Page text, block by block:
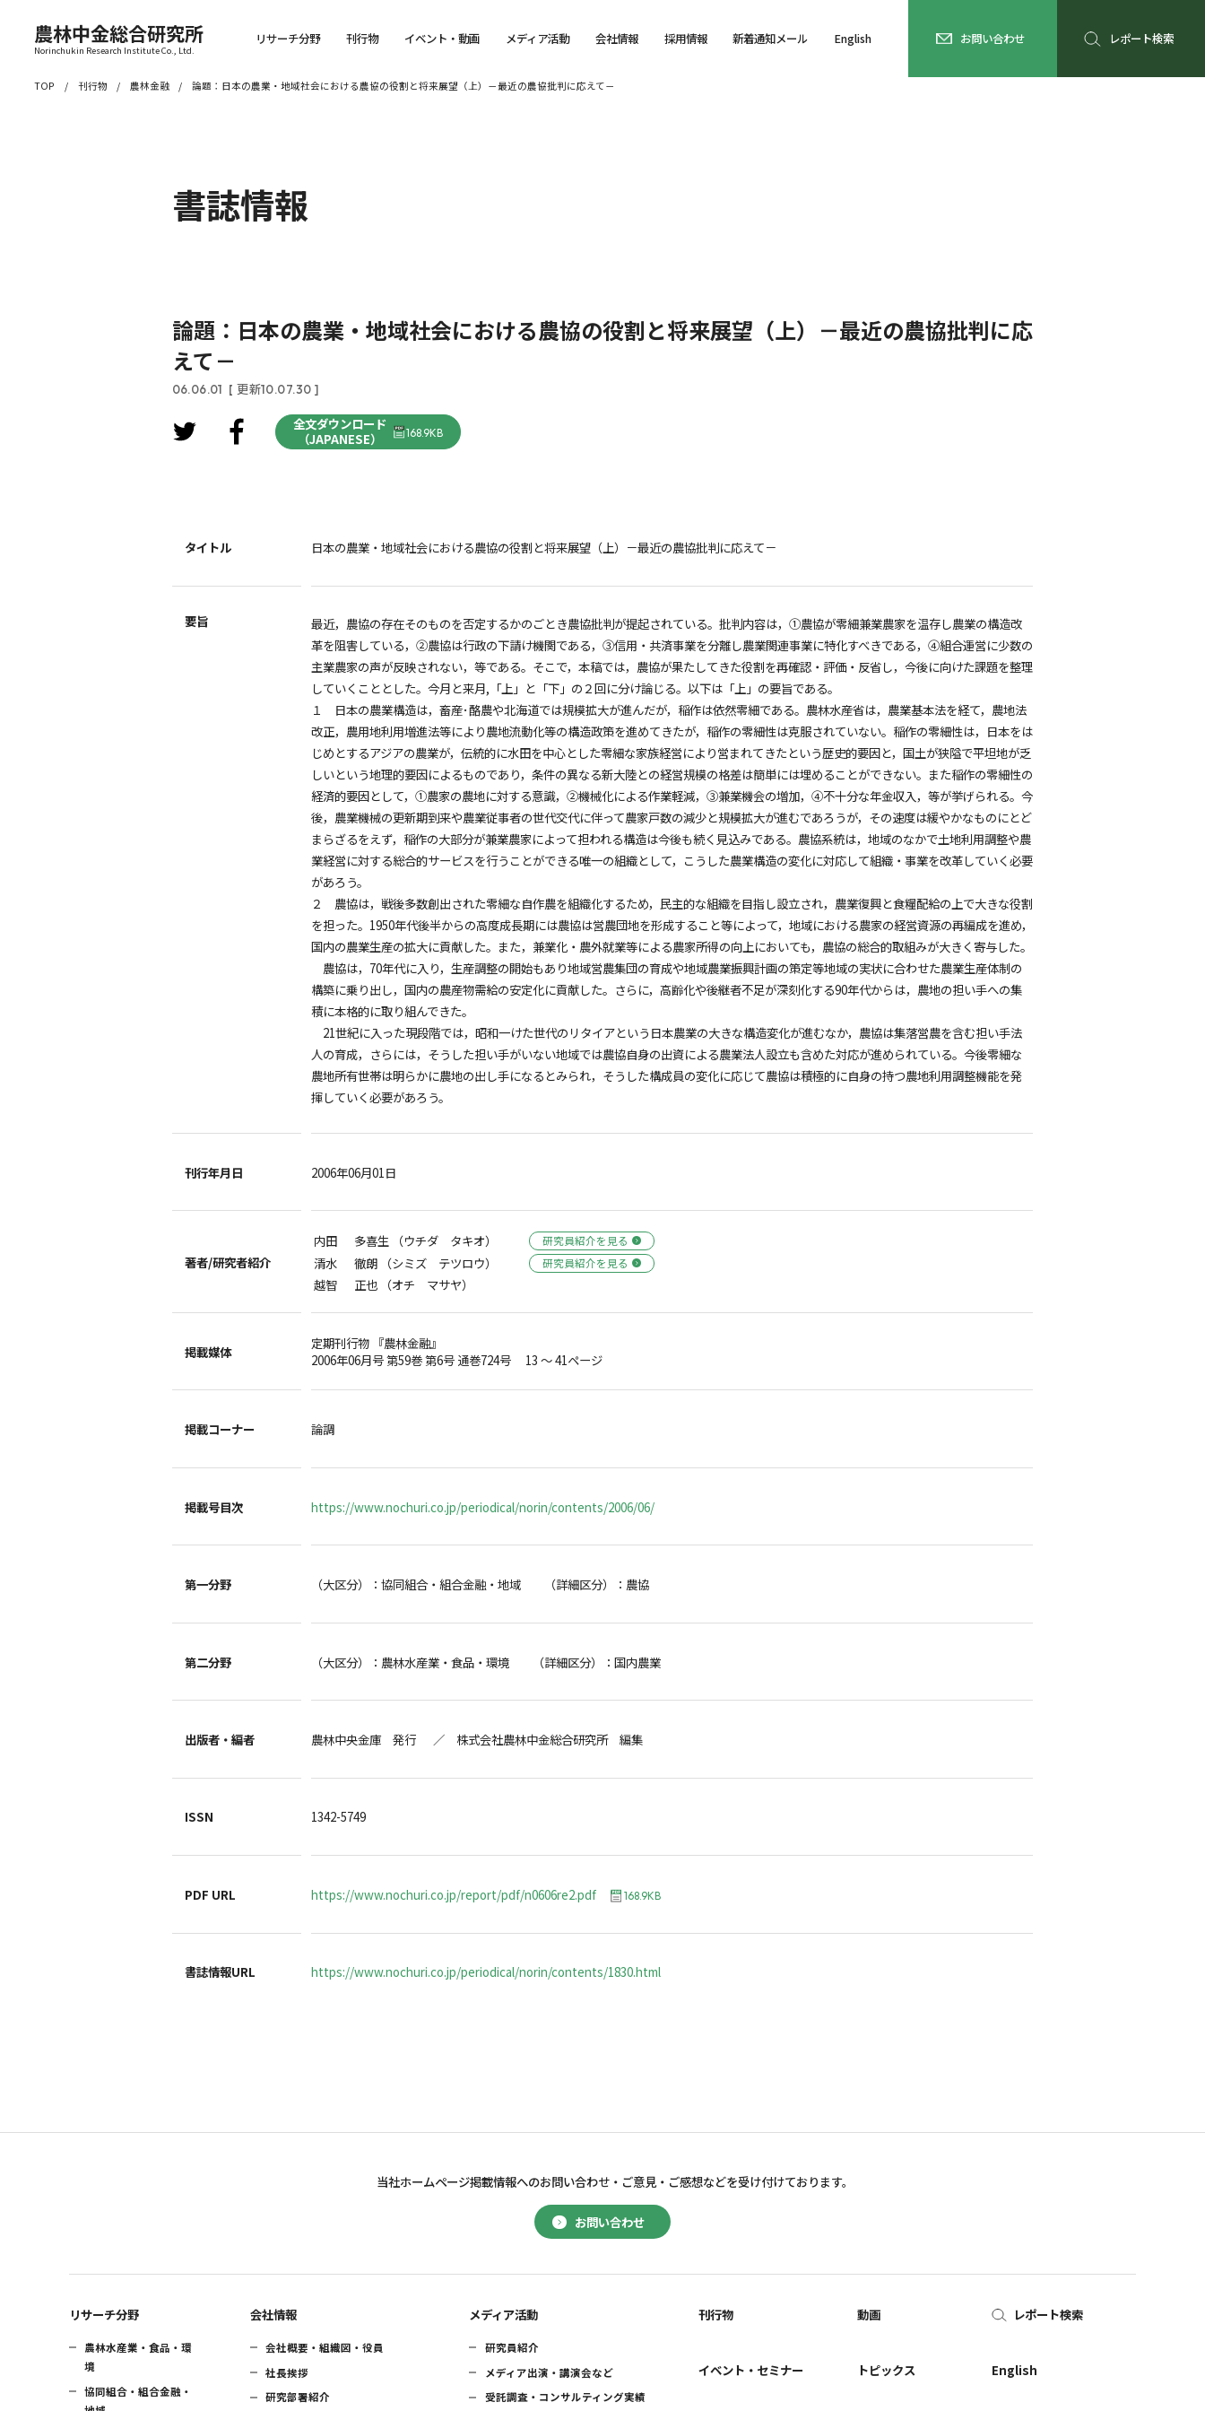
農林中金総合研究所
Norinchukin Research Institute Co., Ltd.
リサーチ分野 刊行物 イベント・動画 メディア活動 会社情報 採用情報 新着通知メール English お問い合わせ レポート検索
TOP 刊行物 農林金融 論題：日本の農業・地域社会における農協の役割と将来展望（上）－最近の農協批判に応えて－
書誌情報
論題：日本の農業・地域社会における農協の役割と将来展望（上）－最近の農協批判に応
えて－
06.06.01 [ 更新10.07.30 ]
全文ダウンロード
（JAPANESE）
168.9KB
タイトル 日本の農業・地域社会における農協の役割と将来展望（上）－最近の農協批判に応えて－
要旨
最近，農協の存在そのものを否定するかのごとき農協批判が提起されている。批判内容は，①農協が零細兼業農家を温存し農業の構造改
革を阻害している，②農協は行政の下請け機関である，③信用・共済事業を分離し農業関連事業に特化すべきである，④組合運営に少数の
主業農家の声が反映されない，等である。そこで，本稿では，農協が果たしてきた役割を再確認・評価・反省し，今後に向けた課題を整理
していくこととした。今月と来月,「上」と「下」の２回に分け論じる。以下は「上」の要旨である。
１ 日本の農業構造は，畜産･酪農や北海道では規模拡大が進んだが，稲作は依然零細である。農林水産省は，農業基本法を経て，農地法
改正，農用地利用増進法等により農地流動化等の構造政策を進めてきたが，稲作の零細性は克服されていない。稲作の零細性は，日本をは
じめとするアジアの農業が，伝統的に水田を中心とした零細な家族経営により営まれてきたという歴史的要因と，国土が狭隘で平坦地が乏
しいという地理的要因によるものであり，条件の異なる新大陸との経営規模の格差は簡単には埋めることができない。また稲作の零細性の
経済的要因として，①農家の農地に対する意識，②機械化による作業軽減，③兼業機会の増加，④不十分な年金収入，等が挙げられる。今
後，農業機械の更新期到来や農業従事者の世代交代に伴って農家戸数の減少と規模拡大が進むであろうが，その速度は緩やかなものにとど
まらざるをえず，稲作の大部分が兼業農家によって担われる構造は今後も続く見込みである。農協系統は，地域のなかで土地利用調整や農
業経営に対する総合的サービスを行うことができる唯一の組織として，こうした農業構造の変化に対応して組織・事業を改革していく必要
があろう。
２ 農協は，戦後多数創出された零細な自作農を組織化するため，民主的な組織を目指し設立され，農業復興と食糧配給の上で大きな役割
を担った。1950年代後半からの高度成長期には農協は営農団地を形成すること等によって，地域における農家の経営資源の再編成を進め，
国内の農業生産の拡大に貢献した。また，兼業化・農外就業等による農家所得の向上においても，農協の総合的取組みが大きく寄与した。
農協は，70年代に入り，生産調整の開始もあり地域営農集団の育成や地域農業振興計画の策定等地域の実状に合わせた農業生産体制の
構築に乗り出し，国内の農産物需給の安定化に貢献した。さらに，高齢化や後継者不足が深刻化する90年代からは，農地の担い手への集
積に本格的に取り組んできた。
21世紀に入った現段階では，昭和一けた世代のリタイアという日本農業の大きな構造変化が進むなか，農協は集落営農を含む担い手法
人の育成，さらには，そうした担い手がいない地域では農協自身の出資による農業法人設立も含めた対応が進められている。今後零細な
農地所有世帯は明らかに農地の出し手になるとみられ，そうした構成員の変化に応じて農協は積極的に自身の持つ農地利用調整機能を発
揮していく必要があろう。
刊行年月日 2006年06月01日
著者/研究者紹介
内田 多喜生 （ウチダ タキオ） 研究員紹介を見る
清水 徹朗 （シミズ テツロウ） 研究員紹介を見る
越智 正也 （オチ マサヤ）
掲載媒体
定期刊行物 『農林金融』
2006年06月号 第59巻 第6号 通巻724号 13 ～ 41ページ
掲載コーナー 論調
掲載号目次 https://www.nochuri.co.jp/periodical/norin/contents/2006/06/
第一分野 （大区分）：協同組合・組合金融・地域 （詳細区分）：農協
第二分野 （大区分）：農林水産業・食品・環境 （詳細区分）：国内農業
出版者・編者 農林中央金庫 発行 ／ 株式会社農林中金総合研究所 編集
ISSN 1342-5749
PDF URL https://www.nochuri.co.jp/report/pdf/n0606re2.pdf 168.9KB
書誌情報URL https://www.nochuri.co.jp/periodical/norin/contents/1830.html
お問い合わせ
当社ホームページ掲載情報へのお問い合わせ・ ご意見・ご感想などを受け付けております。
リサーチ分野
農林水産業・食品・環
境
協同組合・組合金融・
会社情報
会社概要・組織図・役員
社長挨拶
研究部署紹介
メディア活動
研究員紹介
メディア出演・講演会など
受託調査・コンサルティング実績
刊行物
イベント・セミナー
動画
トピックス
レポート検索
English